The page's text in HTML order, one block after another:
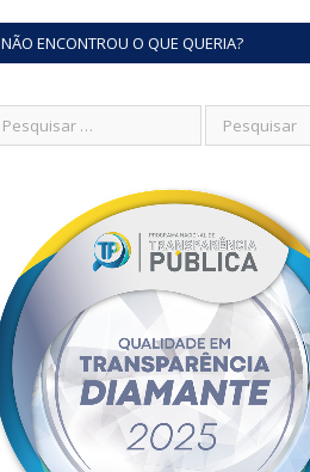
NÃO ENCONTROU O QUE QUERIA?